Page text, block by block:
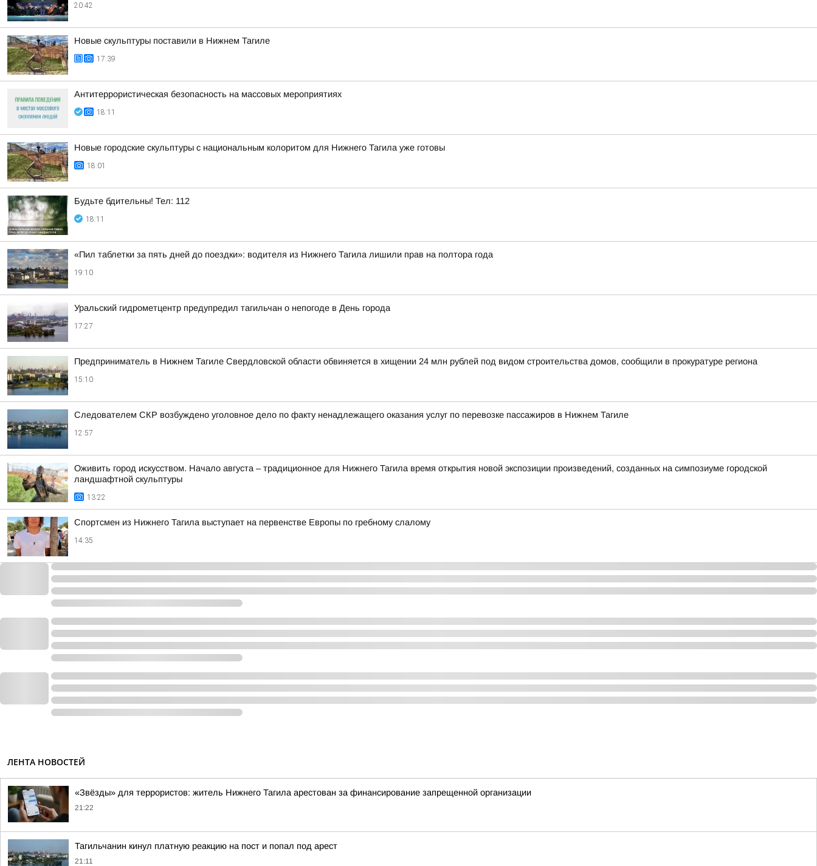
20:42
Новые скульптуры поставили в Нижнем Тагиле
17:39
Антитеррористическая безопасность на массовых мероприятиях
18:11
Новые городские скульптуры с национальным колоритом для Нижнего Тагила уже готовы
18:01
Будьте бдительны! Тел: 112
18:11
«Пил таблетки за пять дней до поездки»: водителя из Нижнего Тагила лишили прав на полтора года
19:10
Уральский гидрометцентр предупредил тагильчан о непогоде в День города
17:27
Предприниматель в Нижнем Тагиле Свердловской области обвиняется в хищении 24 млн рублей под видом строительства домов, сообщили в прокуратуре региона
15:10
Следователем СКР возбуждено уголовное дело по факту ненадлежащего оказания услуг по перевозке пассажиров в Нижнем Тагиле
12:57
Оживить город искусством. Начало августа – традиционное для Нижнего Тагила время открытия новой экспозиции произведений, созданных на симпозиуме городской
ландшафтной скульптуры
13:22
Спортсмен из Нижнего Тагила выступает на первенстве Европы по гребному слалому
14:35
ЛЕНТА НОВОСТЕЙ
«Звёзды» для террористов: житель Нижнего Тагила арестован за финансирование запрещенной организации
21:22
Тагильчанин кинул платную реакцию на пост и попал под арест
21:11